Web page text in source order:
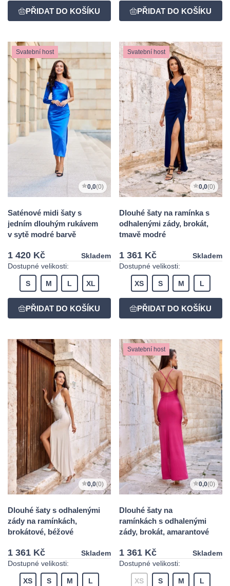
Svatební host
0,0(0)
Saténové midi šaty s
jedním dlouhým rukávem
v sytě modré barvě
1 420 Kč
Skladem
Dostupné velikosti:
S M L XL
Svatební host
0,0(0)
Dlouhé šaty na ramínka s
odhalenými zády, brokát,
tmavě modré
1 361 Kč
Skladem
Dostupné velikosti:
XS S M L
0,0(0)
Dlouhé šaty s odhalenými
zády na ramínkách,
brokátové, béžové
1 361 Kč
Skladem
Dostupné velikosti:
XS S M L
Svatební host
0,0(0)
Dlouhé šaty na
ramínkách s odhalenými
zády, brokát, amarantové
1 361 Kč
Skladem
Dostupné velikosti:
XS S M L